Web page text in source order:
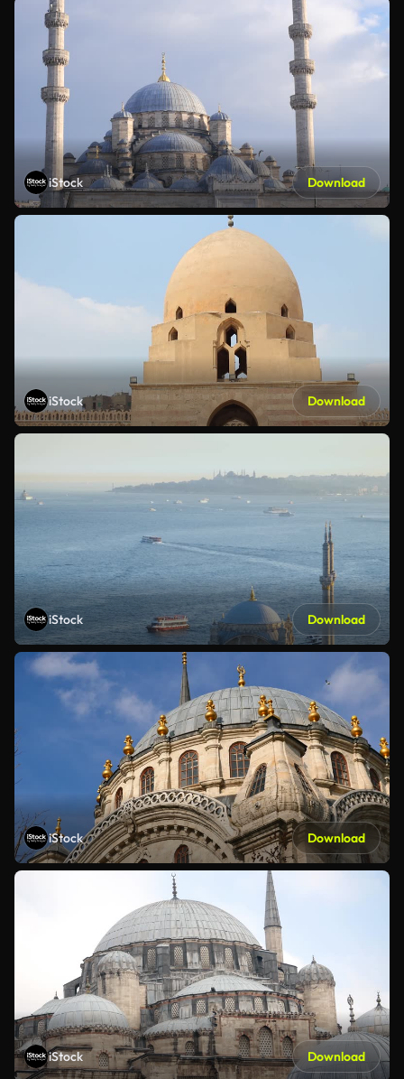
iStock Download
iStock Download
iStock Download
iStock Download
iStock Download